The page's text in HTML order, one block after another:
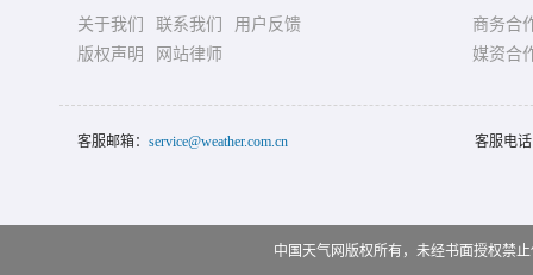
关于我们 联系我们
用户反馈
版权声明
网站律师
商务合
媒资合
客服邮箱： service@weather.com.cn 客服电
中国天气网版权所有，未经书面授权